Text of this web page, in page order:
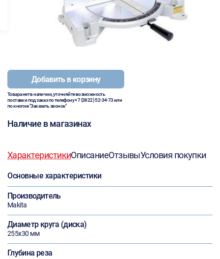
Добавить в корзину
Товара нет в наличии, уточняйте возможность
поставки под заказ по телефону+7 (3822) 52-34-73или
по кнопке "Заказать звонок"
Наличие в магазинах
ХарактеристикиОписаниеОтзывыУсловия покупки
Основные характеристики
Производитель
Makita
Диаметр круга (диска)
255х30 мм
Глубина реза